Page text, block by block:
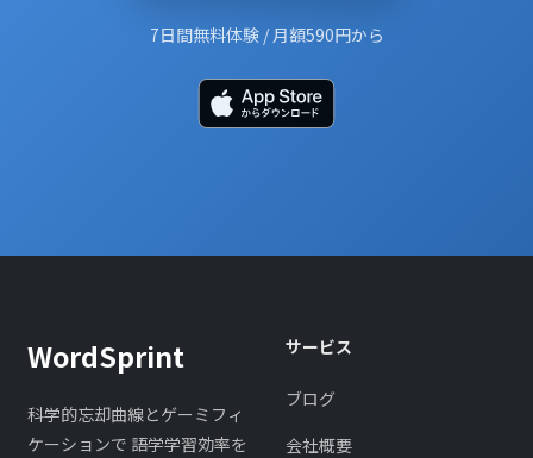
7日間無料体験 / 月額590円から
WordSprint
科学的忘却曲線とゲーミフィ
ケーションで 語学学習効率を
サービス
ブログ
会社概要